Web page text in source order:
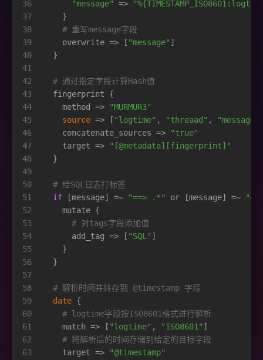
36
37
38
39
40
41
42
43
44
45
46
47
48
49
50
51
52
53
54
55
56
57
58
59
60
61
62
63
"message" =>
    }
# 重写message字段
    overwrite => [
"message" ]
  }
# 通过指定字段计算Hash值
  fingerprint {
    method =>
"MURMUR3"
source => [ "logtime" , "threaad" , "message"
    concatenate_sources =>
"true"
    target =>
"[@metadata][fingerprint]"
  }
# 给SQL日志打标签
if [message] =~ "==> .*" or [message] =~
    mutate {
# 对tags字段添加值
      add_tag => [
"SQL" ]
    }
  }
# 解析时间并转存到 @timestamp 字段
date {
# logtime字段按ISO8601格式进行解析
    match => [
"logtime" , "ISO8601" ]
# 将解析后的时间存储到给定的目标字段
    target =>
"@timestamp"